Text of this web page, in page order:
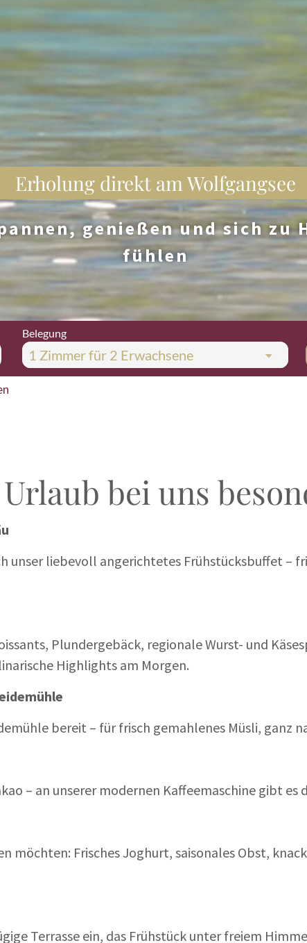
Erholung direkt am Wolfgangsee
genießen und sich zu
fühlen
Belegung
1 Zimmerfür 2 Erwachsene
bei uns
unser liebevoll angerichtetes Frühstücksbuffet –
Plundergebäck, regionale Wurst- und
Highlights am Morgen.
bereit – für frisch gemahlenes Müsli, ganz
– an unserer modernen Kaffeemaschine gibt
möchten: Frisches Joghurt, saisonales Obst,
Terrasse ein, das Frühstück unter freiem